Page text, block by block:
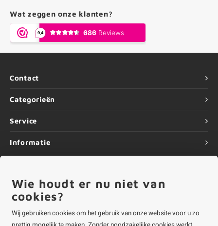
Wat zeggen onze klanten?
Contact
Categorieën
Service
Informatie
©Copyright 2026 ALUMINIUMvakman - Powered by
ALUMINIUMvakman is onderdeel van
Wie houdt er nu niet van
cookies?
Wij gebruiken cookies om het gebruik van onze website voor u zo